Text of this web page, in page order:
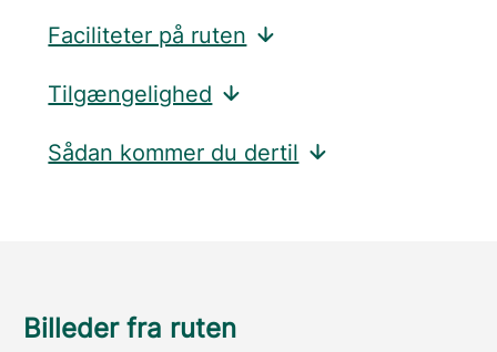
Faciliteter på ruten
Tilgængelighed
Sådan kommer du dertil
Billeder fra ruten